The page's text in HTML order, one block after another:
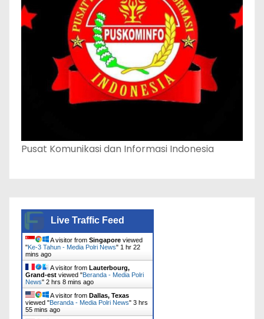
Pusat Komunikasi dan Informasi Indonesia
Live Traffic Feed
A visitor from Singapore viewed
"Ke-3 Tahun - Media Polri News" 1 hr 22
mins ago
A visitor from Lauterbourg,
Grand-est viewed "Beranda - Media Polri
News" 2 hrs 8 mins ago
A visitor from Dallas, Texas
viewed "Beranda - Media Polri News" 3 hrs
55 mins ago